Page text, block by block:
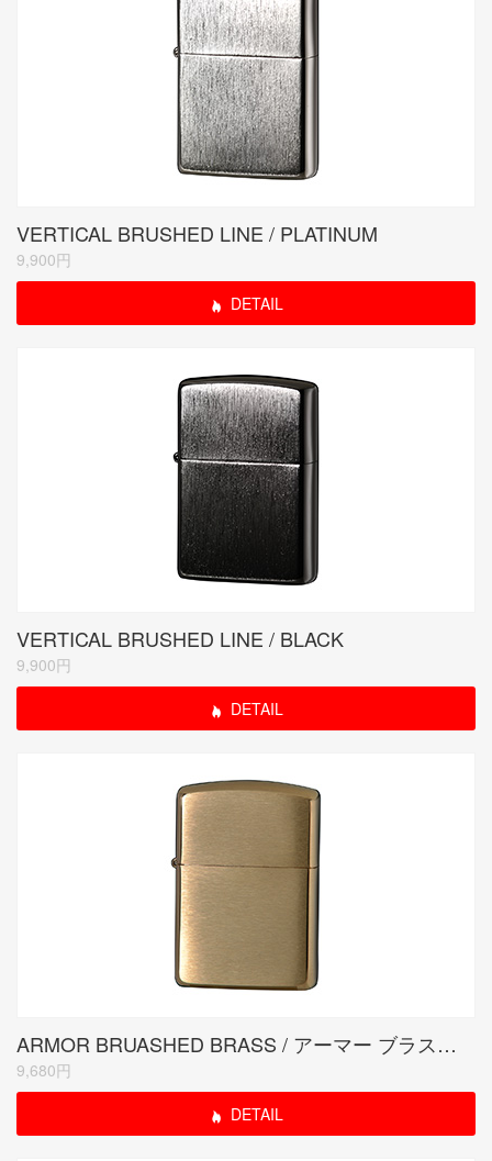
VERTICAL BRUSHED LINE / PLATINUM
9,900円
DETAIL
VERTICAL BRUSHED LINE / BLACK
9,900円
DETAIL
ARMOR BRUASHED BRASS / アーマー ブラスサテーナ
9,680円
DETAIL